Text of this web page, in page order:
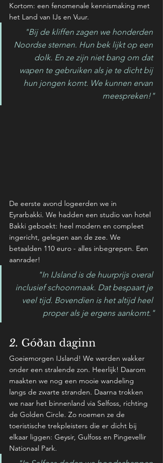
Kortom: een fenomenale kennismaking met
het Land van IJs en Vuur.
"Bij de kliffen zagen we honderden
Noordse sternen. Hun bek lijkt op een
dolk. En ze zijn niet bang om dat
wapen te gebruiken als je te dicht bij
hun jongen komt. We kunnen ervan
meespreken!"
De eerste avond logeerden we in
Eyrarbakki. We hadden een studio van hotel
Bakki geboekt: heel modern en compleet
ingericht, gelegen aan de zee. We
betaalden 110 euro - alles inbegrepen. Een
aanrader!
"In IJsland is de huurprijs overal
inclusief schoonmaak. Dat bespaart je
veel tijd. Bovendien is het altijd heel
proper als je ergens aankomt."
2. Góðan daginn
Goeiemorgen IJsland! We werden wakker
onder een stralende zon. Heerlijk! Daarom
maakten we nog een mooie wandeling
langs de zwarte stranden. Daarna trokken
we naar het binnenland via Selfoss, richting
de Golden Circle. Zo noemen ze de
toeristische trekpleisters die er dicht bij
elkaar liggen: Geysir, Gulfoss en Pingevellir
Nationaal Park.